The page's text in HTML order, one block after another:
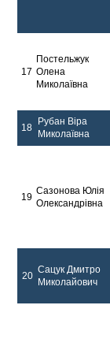
17
Постельжук
Олена
Миколаївна
18
Рубан Віра
Миколаївна
19
Сазонова Юлія
Олександрівна
20
Сацук Дмитро
Миколайович